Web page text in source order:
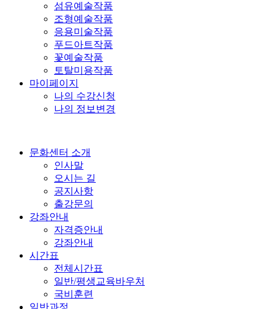
섬유예술작품
조형예술작품
응용미술작품
푸드아트작품
꽃예술작품
토탈미용작품
마이페이지
나의 수강신청
나의 정보변경
문화센터 소개
인사말
오시는 길
공지사항
출강문의
강좌안내
자격증안내
강좌안내
시간표
전체시간표
일반/평생교육바우처
국비훈련
일반과정